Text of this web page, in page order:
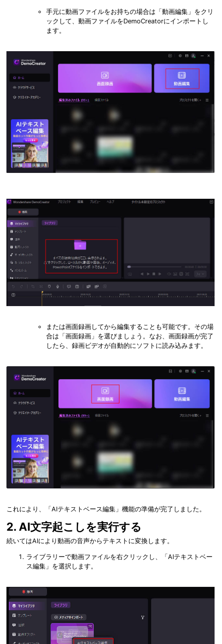
手元に動画ファイルをお持ちの場合は「動画編集」をクリ
ックして、動画ファイルをDemoCreatorにインポートし
ます。
または画面録画してから編集することも可能です。その場
合は「画面録画」を選びましょう。なお、画面録画が完了
したら、録画ビデオが自動的にソフトに読み込みます。
これにより、「AIテキストベース編集」機能の準備が完了しました。
2. AI文字起こしを実行する
続いてはAIにより動画の音声からテキストに変換します。
ライブラリーで動画ファイルを右クリックし、「AIテキストベー
ス編集」を選択します。